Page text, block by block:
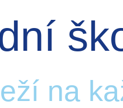
na